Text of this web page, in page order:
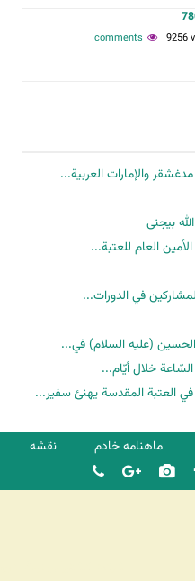
9256
والإمارات العربية...
العام للعتبة...
في الدورات...
(عليه السلام) في...
خلال أيّام...
العتبة المقدسة يهنئ سفير...
ماهنامه خادم
نقشه